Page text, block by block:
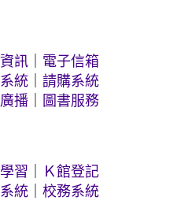
訊
電子信箱
統 ｜請購系統
播 圖書服務
習
Ｋ館登記
統 ｜校務系統